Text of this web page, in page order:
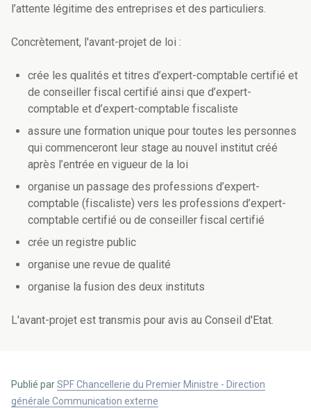
l’attente légitime des entreprises et des particuliers.
Concrètement, l'avant-projet de loi :
crée les qualités et titres d’expert-comptable certifié et
de conseiller fiscal certifié ainsi que d’expert-
comptable et d’expert-comptable fiscaliste
assure une formation unique pour toutes les personnes
qui commenceront leur stage au nouvel institut créé
après l’entrée en vigueur de la loi
organise un passage des professions d’expert-
comptable (fiscaliste) vers les professions d’expert-
comptable certifié ou de conseiller fiscal certifié
crée un registre public
organise une revue de qualité
organise la fusion des deux instituts
L'avant-projet est transmis pour avis au Conseil d'Etat.
Publié parSPF Chancellerie du Premier Ministre - Direction
générale Communication externe